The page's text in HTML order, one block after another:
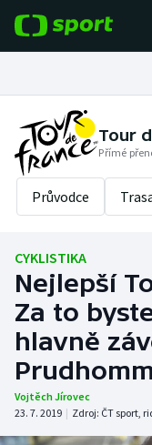
Fotbal
Hokej
Tenis
Cyklistika
DALŠÍ SPORTY
Americký fotbal
Baseball a softbal
NEPŘEHLÉDNĚTE
Soutěže
Tour
Přímé
Průvodce
CYKLISTIKA
Nejlepší
Za to
hlavně
Vojtěch Jírovec
23. 7. 2019 | Zdroj: ČT sport,